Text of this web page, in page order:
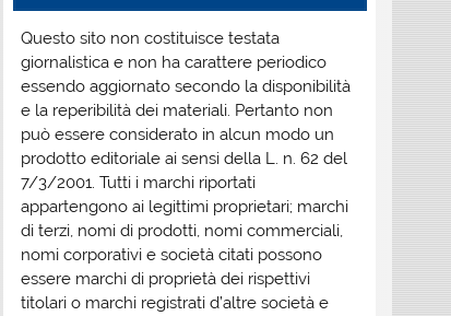
Questo sito non costituisce testata
giornalistica e non ha carattere periodico
essendo aggiornato secondo la disponibilità
e la reperibilità dei materiali. Pertanto non
può essere considerato in alcun modo un
prodotto editoriale ai sensi della L. n. 62 del
7/3/2001. Tutti i marchi riportati
appartengono ai legittimi proprietari; marchi
di terzi, nomi di prodotti, nomi commerciali,
nomi corporativi e società citati possono
essere marchi di proprietà dei rispettivi
titolari o marchi registrati d’altre società e